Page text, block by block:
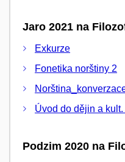
Jaro 2021 na
Exkurze
Fonetika norštiny 2
Úvod do dějin a kult.
Podzim 2020 na